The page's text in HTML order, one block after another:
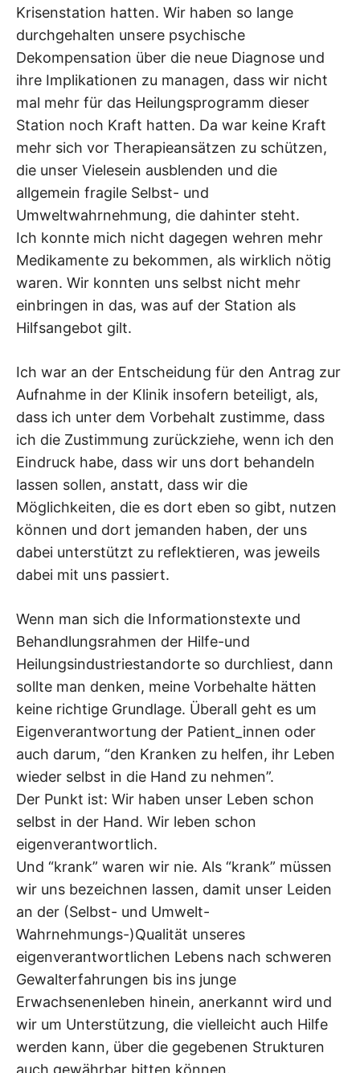
Krisenstation hatten. Wir haben so lange
durchgehalten unsere psychische
Dekompensation über die neue Diagnose und
ihre Implikationen zu managen, dass wir nicht
mal mehr für das Heilungsprogramm dieser
Station noch Kraft hatten. Da war keine Kraft
mehr sich vor Therapieansätzen zu schützen,
die unser Vielesein ausblenden und die
allgemein fragile Selbst- und
Umweltwahrnehmung, die dahinter steht.
Ich konnte mich nicht dagegen wehren mehr
Medikamente zu bekommen, als wirklich nötig
waren. Wir konnten uns selbst nicht mehr
einbringen in das, was auf der Station als
Hilfsangebot gilt.
Ich war an der Entscheidung für den Antrag zur
Aufnahme in der Klinik insofern beteiligt, als,
dass ich unter dem Vorbehalt zustimme, dass
ich die Zustimmung zurückziehe, wenn ich den
Eindruck habe, dass wir uns dort behandeln
lassen sollen, anstatt, dass wir die
Möglichkeiten, die es dort eben so gibt, nutzen
können und dort jemanden haben, der uns
dabei unterstützt zu reflektieren, was jeweils
dabei mit uns passiert.
Wenn man sich die Informationstexte und
Behandlungsrahmen der Hilfe-und
Heilungsindustriestandorte so durchliest, dann
sollte man denken, meine Vorbehalte hätten
keine richtige Grundlage. Überall geht es um
Eigenverantwortung der Patient_innen oder
auch darum, “den Kranken zu helfen, ihr Leben
wieder selbst in die Hand zu nehmen”.
Der Punkt ist: Wir haben unser Leben schon
selbst in der Hand. Wir leben schon
eigenverantwortlich.
Und “krank” waren wir nie. Als “krank” müssen
wir uns bezeichnen lassen, damit unser Leiden
an der (Selbst- und Umwelt-
Wahrnehmungs-)Qualität unseres
eigenverantwortlichen Lebens nach schweren
Gewalterfahrungen bis ins junge
Erwachsenenleben hinein, anerkannt wird und
wir um Unterstützung, die vielleicht auch Hilfe
werden kann, über die gegebenen Strukturen